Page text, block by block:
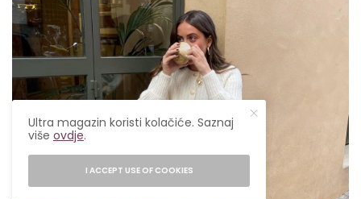
Ultra magazin koristi kolačiće. Saznaj
višeovdje.
I ACCEPT USE OF COOKIES